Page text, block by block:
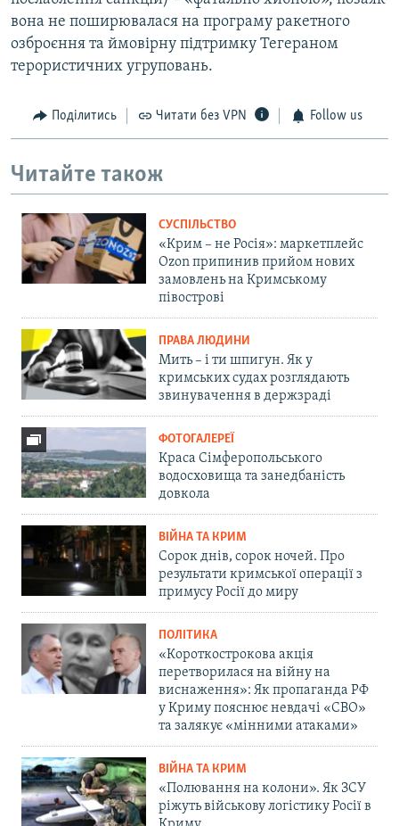
вона не поширювалася на програму ракетного
озброєння та ймовірну підтримку Тегераном
терористичних угруповань.
Поділитись Читати без VPN Follow us
Читайте також
СУСПІЛЬСТВО
«Крим – не Росія»: маркетплейс
Ozon припинив прийом нових
замовлень на Кримському
півострові
ПРАВА ЛЮДИНИ
Мить – і ти шпигун. Як у
кримських судах розглядають
звинувачення в держзраді
ФОТОГАЛЕРЕЇ
Краса Сімферопольського
водосховища та занедбаність
довкола
ВІЙНА ТА КРИМ
Сорок днів, сорок ночей. Про
результати кримської операції з
примусу Росії до миру
ПОЛІТИКА
«Короткострокова акція
перетворилася на війну на
виснаження»: Як пропаганда РФ
у Криму пояснює невдачі «СВО»
та залякує «мінними атаками»
ВІЙНА ТА КРИМ
«Полювання на колони». Як ЗСУ
ріжуть військову логістику Росії в